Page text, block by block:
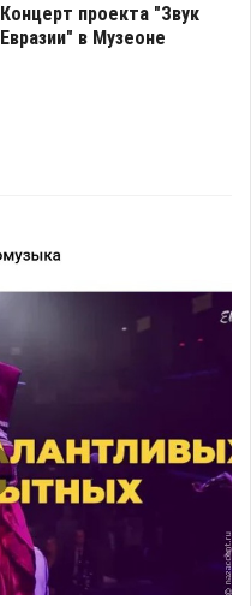
Концерт проекта "Звук
Евразии" в Музеоне